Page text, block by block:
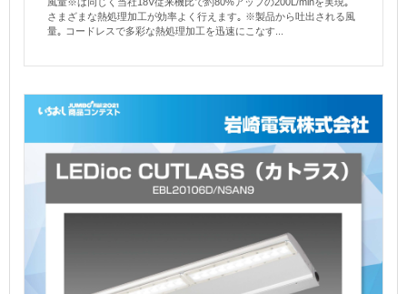
さまざまな熱処理加工が効率よく行えます｡ ※製品から吐出される風
量｡ コードレスで多彩な熱処理加工を迅速にこなす...